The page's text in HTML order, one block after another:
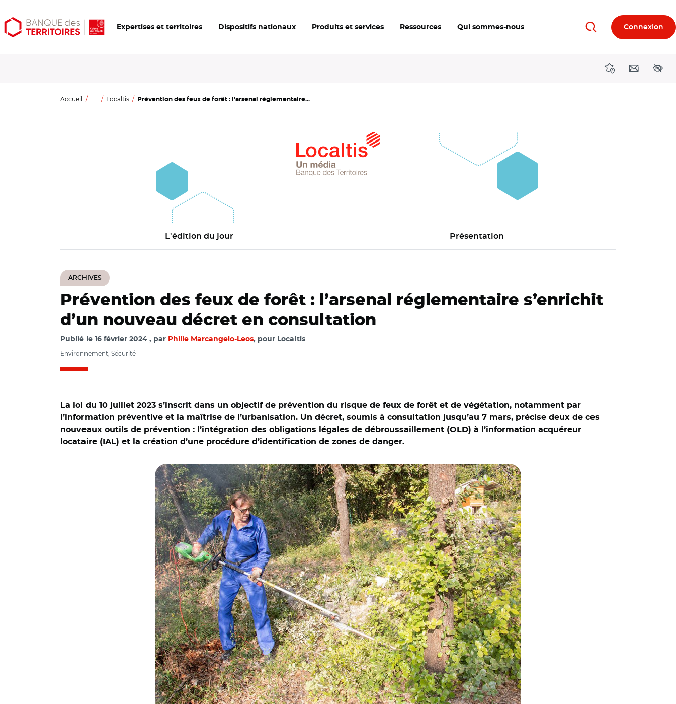
Aller
au
Aller
au
Ouvrir
les
Expertises et territoires Dispositifs nationaux Produits et services Ressources Qui sommes-nous RechercherConnexion
DirectionsContact
Accueil ... Localtis Prévention des feux de forêt : l’arsenal réglementaire...
L'édition du jour Présentation
ARCHIVES
Prévention des feux de forêt : l’arsenal réglementaire s’enrichit
d’un nouveau décret en consultation
Publié le 16 février 2024 par Philie Marcangelo-Leos, pour Localtis
Environnement, Sécurité
La loi du 10 juillet 2023 s’inscrit dans un objectif de prévention du risque de feux de forêt et de végétation, notamment par
l’information préventive et la maîtrise de l’urbanisation. Un décret, soumis à consultation jusqu’au 7 mars, précise deux de ces
nouveaux outils de prévention : l’intégration des obligations légales de débroussaillement (OLD) à l’information acquéreur
locataire (IAL) et la création d’une procédure d’identification de zones de danger.